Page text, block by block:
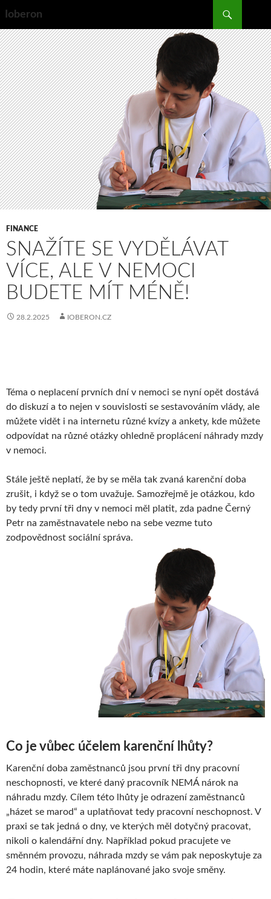
Ioberon
TO
CONTENT
FINANCE
SNAŽÍTE SE VYDĚLÁVAT
VÍCE, ALE V NEMOCI
BUDETE MÍT MÉNĚ!
28.2.2025 IOBERON.CZ
Téma o neplacení prvních dní v nemoci se nyní opět dostává
do diskuzí a to nejen v souvislosti se sestavováním vlády, ale
můžete vidět i na internetu různé kvízy a ankety, kde můžete
odpovídat na různé otázky ohledně proplácení náhrady mzdy
v nemoci.
Stále ještě neplatí, že by se měla tak zvaná karenční doba
zrušit, i když se o tom uvažuje. Samozřejmě je otázkou, kdo
by tedy první tři dny v nemoci měl platit, zda padne Černý
Petr na zaměstnavatele nebo na sebe vezme tuto
zodpovědnost sociální správa.
Co je vůbec účelem karenční lhůty?
Karenční doba zaměstnanců jsou první tři dny pracovní
neschopnosti, ve které daný pracovník NEMÁ nárok na
náhradu mzdy. Cílem této lhůty je odrazení zaměstnanců
„házet se marod“ a uplatňovat tedy pracovní neschopnost. V
praxi se tak jedná o dny, ve kterých měl dotyčný pracovat,
nikoli o kalendářní dny. Například pokud pracujete ve
směnném provozu, náhrada mzdy se vám pak neposkytuje za
24 hodin, které máte naplánované jako svoje směny.